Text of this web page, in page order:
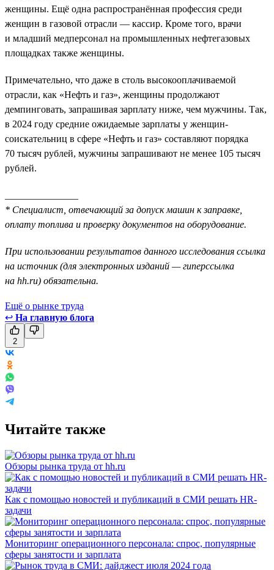
женщины. Ещё одна распространённая профессия среди
женщин в газовой отрасли — кассир. Кроме того, врачи
и младший медперсонал на промышленных нефтегазовых
площадках также женщины.
Примечательно, что даже в столь высокооплачиваемой
отрасли, как «Нефть и газ», женщины продолжают
демпинговать, запрашивая зарплату ниже, чем мужчины. Так,
в 2024 году средние ожидаемые зарплаты у женщин-
соискательниц в сфере «Нефть и газ» составляют порядка
70 тысяч рублей, мужчины запрашивают не менее 105 тысяч
рублей.
* Специалист, отвечающий за допуск машин к заправке,
оплату топлива и проверку документов на оборудование.
При использовании результатов данного исследования ссылка
на источник (для электронных изданий — гиперссылка
на hh.ru) обязательна.
Ещё о рынке труда
↩ На главную блога
2
Читайте также
Обзоры рынка труда от hh.ru
Как с помощью новостей и публикаций в СМИ решать HR-
задачи
Мониторинг операционного персонала: спрос, популярные
сферы занятости и зарплата